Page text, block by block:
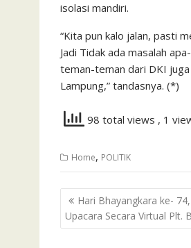
isolasi mandiri.
“Kita pun kalo jalan, pasti
Jadi Tidak ada masalah
teman-teman dari DKI juga
Lampung,” tandasnya. (*)
98 total views , 1
Home, POLITIK
Navigasi
pos
Hari Bhayangkara ke-
Upacara Secara Virtual Plt.